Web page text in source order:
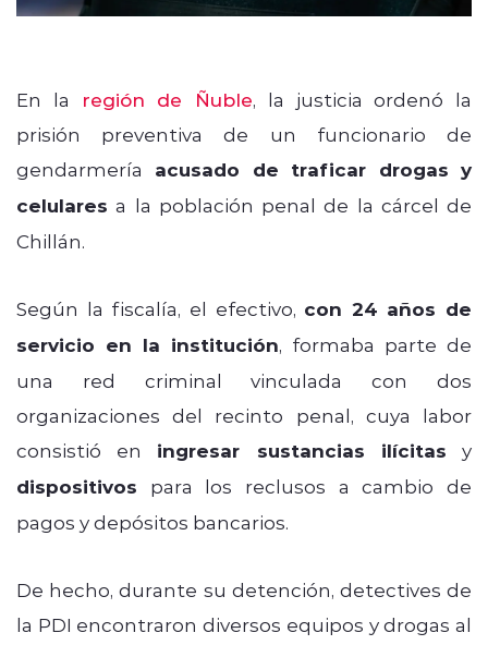
En la región de Ñuble, la justicia ordenó la
prisión preventiva de un funcionario de
gendarmería
acusado de traficar drogas y
celulares a la población penal de la cárcel de
Chillán.
Según la fiscalía, el efectivo, con 24 años de
servicio en la institución, formaba parte de
una red criminal vinculada con dos
organizaciones del recinto penal, cuya labor
consistió en ingresar sustancias ilícitas y
dispositivos para los reclusos a cambio de
pagos y depósitos bancarios.
De hecho, durante su detención, detectives de
la PDI encontraron diversos equipos y drogas al